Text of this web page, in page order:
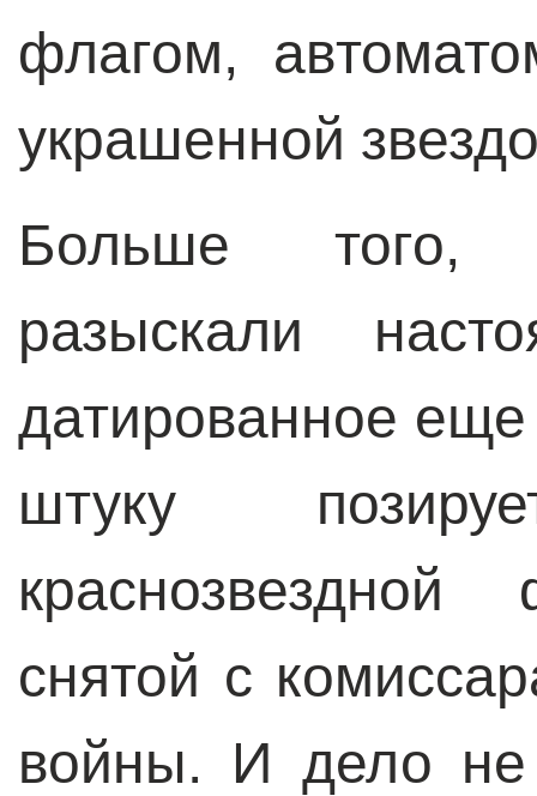
флагом,
украшенной
Больше того,
разыскали
датированное
штуку
снятой с
войны. И дело не